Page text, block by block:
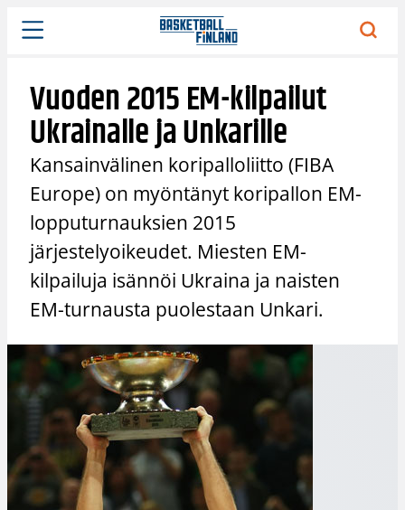
Siirry
sisältöön
Vuoden 2015 EM-kilpailut
Ukrainalle ja Unkarille
Kansainvälinen koripalloliitto (FIBA
Europe) on myöntänyt koripallon EM-
lopputurnauksien 2015
järjestelyoikeudet. Miesten EM-
kilpailuja isännöi Ukraina ja naisten
EM-turnausta puolestaan Unkari.